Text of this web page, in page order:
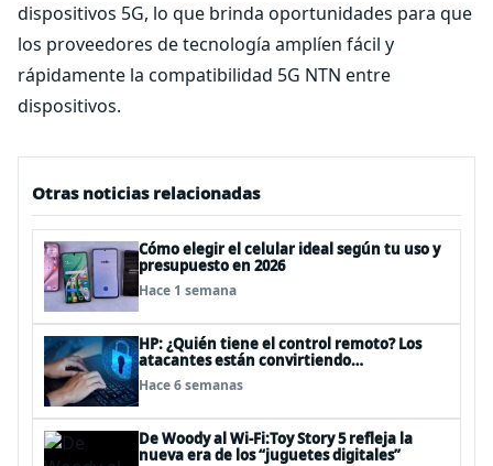
dispositivos 5G, lo que brinda oportunidades para que
los proveedores de tecnología amplíen fácil y
rápidamente la compatibilidad 5G NTN entre
dispositivos.
Otras noticias relacionadas
Cómo elegir el celular ideal según tu uso y
presupuesto en 2026
Hace 1 semana
HP: ¿Quién tiene el control remoto? Los
atacantes están convirtiendo
herramientas legítimas de acceso remoto
en puertas alternativas
Hace 6 semanas
De Woody al Wi-Fi:Toy Story 5 refleja la
nueva era de los “juguetes digitales”